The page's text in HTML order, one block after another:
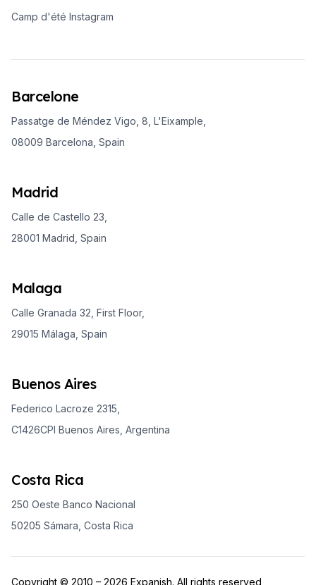
Camp d'été Instagram
Barcelone
Passatge de Méndez Vigo, 8, L'Eixample,
08009 Barcelona, Spain
Madrid
Calle de Castello 23,
28001 Madrid, Spain
Malaga
Calle Granada 32, First Floor,
29015 Málaga, Spain
Buenos Aires
Federico Lacroze 2315,
C1426CPI Buenos Aires, Argentina
Costa Rica
250 Oeste Banco Nacional
50205 Sámara, Costa Rica
Copyright © 2010 – 2026 Expanish. All rights reserved